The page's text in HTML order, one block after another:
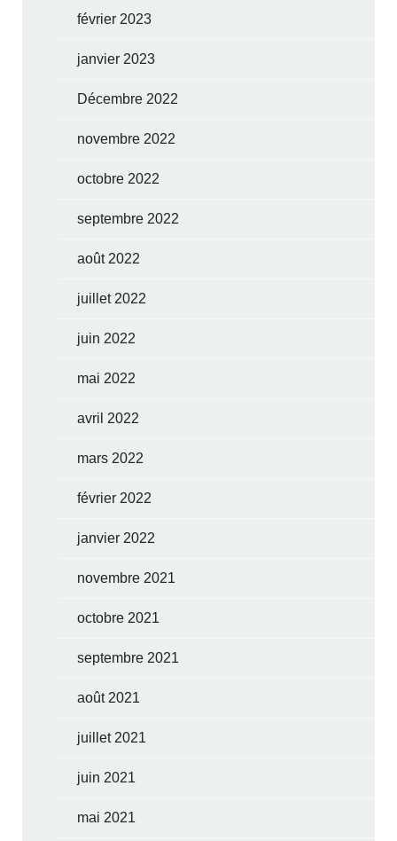
février 2023
janvier 2023
Décembre 2022
novembre 2022
octobre 2022
septembre 2022
août 2022
juillet 2022
juin 2022
mai 2022
avril 2022
mars 2022
février 2022
janvier 2022
novembre 2021
octobre 2021
septembre 2021
août 2021
juillet 2021
juin 2021
mai 2021